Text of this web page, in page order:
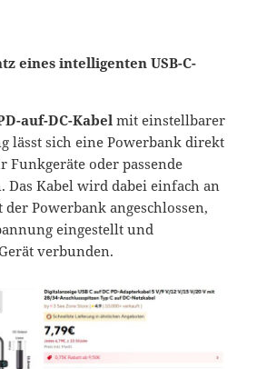
eines intelligenten USB-C-
auf-DC-Kabel mit einstellbarer
lässt sich eine Powerbank direkt
Funkgeräte oder passende
Das Kabel wird dabei einfach an
der Powerbank angeschlossen,
eingestellt und
verbunden.